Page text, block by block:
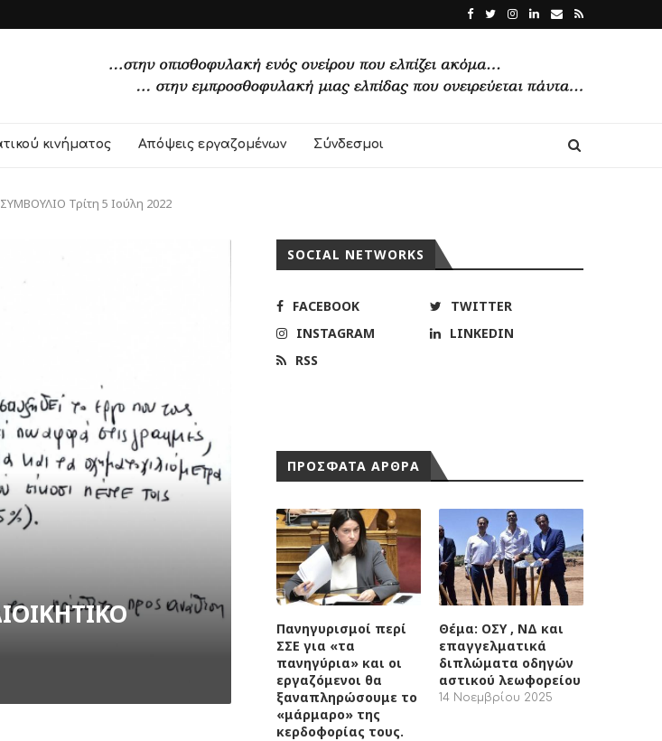
κινήματος Απόψεις εργαζομένων Σύνδεσμοι
Τρίτη 5 Ιούλη 2022
SOCIAL NETWORKS
FACEBOOK
TWITTER
INSTAGRAM
LINKEDIN
RSS
ΠΡΟΣΦΑΤΑ ΑΡΘΡΑ
Πανηγυρισμοί περί
ΣΣΕ για «τα
πανηγύρια» και οι
εργαζόμενοι θα
ξαναπληρώσουμε το
«μάρμαρο» της
κερδοφορίας τους.
Θέμα: ΟΣΥ , ΝΔ και
επαγγελματικά
διπλώματα οδηγών
αστικού λεωφορείου
14 Νοεμβρίου 2025